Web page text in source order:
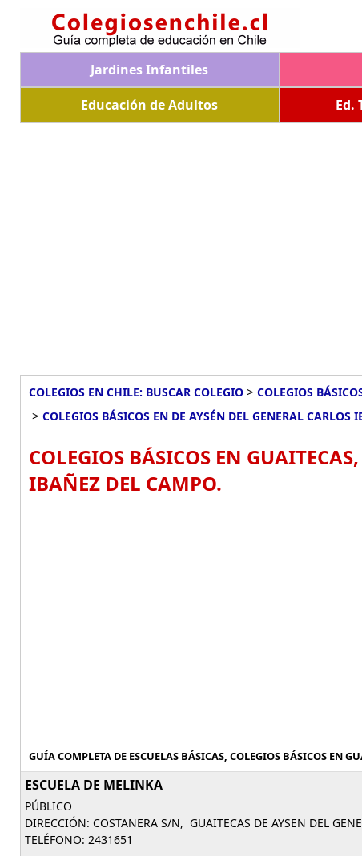
Jardines Infantiles
Educación de Adultos
Ed.
COLEGIOS EN CHILE: BUSCAR COLEGIO > COLEGIOS
> COLEGIOS BÁSICOS EN DE AYSÉN DEL GENERAL CARLOS
COLEGIOS BÁSICOS EN
IBAÑEZ DEL CAMPO.
GUÍA COMPLETA DE ESCUELAS BÁSICAS, COLEGIOS BÁSICOS EN
ESCUELA DE MELINKA
PÚBLICO
DIRECCIÓN: COSTANERA S/N, GUAITECAS DE AYSEN DEL
TELÉFONO: 2431651